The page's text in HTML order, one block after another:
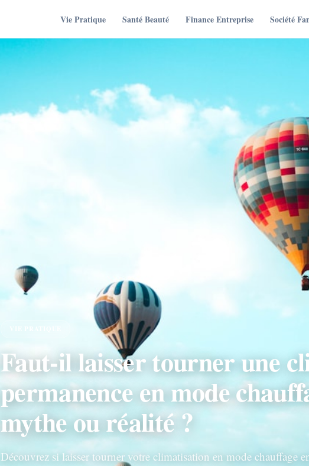
Vie Pratique Santé Beauté Finance Entreprise Société
Faut-il laisser tourner une
permanence en mode
mythe ou réalité ?
Découvrez si laisser tourner votre climatisation en mode chauffage